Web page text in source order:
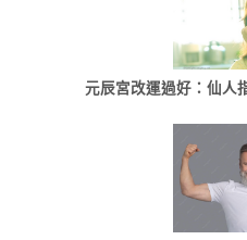
元辰宮改運過好：仙人